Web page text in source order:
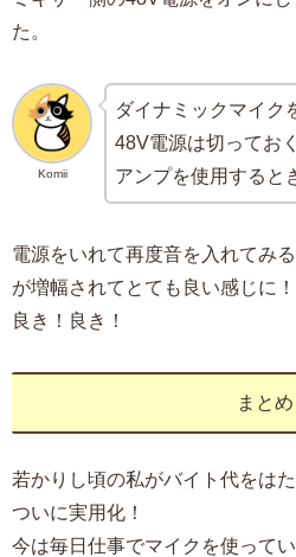
た。
Komii
ダイナミックマイク
48V電源は切ってお
アンプを使用すると
電源をいれて再度音を入れてみ
が増幅されてとても良い感じに！
良き！良き！
まとめ
若かりし頃の私がバイト代をは
ついに実用化！
今は毎日仕事でマイクを使ってい